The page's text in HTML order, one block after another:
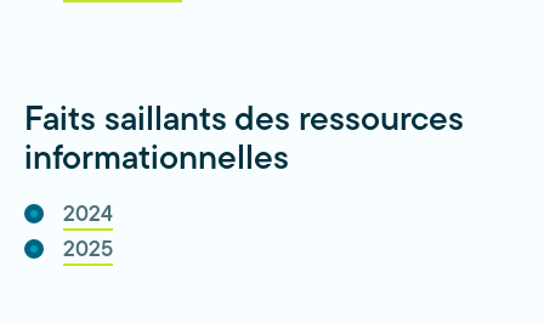
Faits saillants des ressources
informationnelles
2024
2025